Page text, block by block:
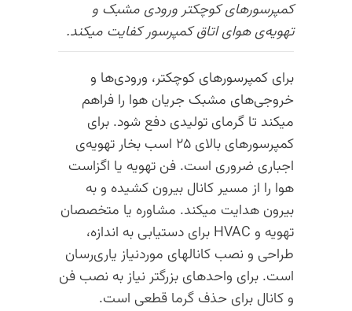
کمپرسورهای کوچکتر ورودی مشبک و
تهویه‌ی هوای اتاق کمپرسور کفایت میکند.
برای کمپرسورهای کوچکتر، ورودی‌ها و
خروجی‌های مشبک جریان هوا را فراهم
میکند تا گرمای تولیدی دفع شود. برای
کمپرسورهای بالای ۲۵ اسب بخار تهویه‌ی
اجباری ضروری است. فن تهویه یا اگزاست
هوا را از مسیر کانال بیرون کشیده و به
بیرون هدایت میکند. مشاوره یا متخصصان
تهویه و HVAC برای دستیابی به اندازه،
طراحی و نصب کانالهای موردنیاز یاری‌رسان
است. برای واحدهای بزرگتر نیاز به نصب فن
و کانال برای حذف گرما قطعی است.